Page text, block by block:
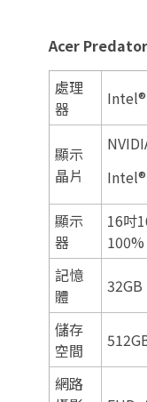
Acer Predator
處理
器
顯示
晶片
顯示
器
16吋
記憶
體
儲存
空間
網路